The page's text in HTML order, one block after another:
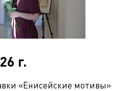
г.
«Енисейские мотивы»